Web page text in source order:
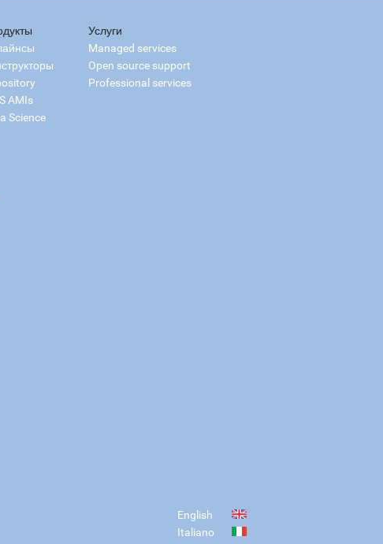
AMIs
Science
Услуги
Managed services
Open source support
Professional services
English
Italiano